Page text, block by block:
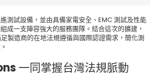
測試設備，並由具備家電安全、EMC 測試及性能
成一支陣容強大的服務團隊。結合這次的擴建，
製造商的在地法規遵循與國際認證需求，簡化測
一同掌握台灣法規脈動